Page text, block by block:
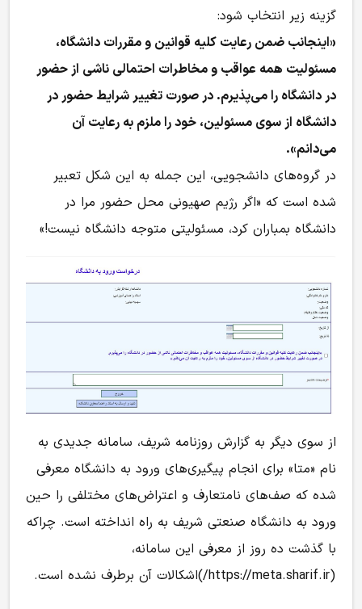
گزینه زیر انتخاب شود:
«اینجانب ضمن رعایت کلیه قوانین و مقررات دانشگاه،
مسئولیت همه عواقب و مخاطرات احتمالی ناشی از حضور
در دانشگاه را می‌پذیرم. در صورت تغییر شرایط حضور در
دانشگاه از سوی مسئولین، خود را ملزم به رعایت آن
می‌دانم».
در گروه‌های دانشجویی، این جمله به این شکل تعبیر
شده است که «اگر رژیم صهیونی محل حضور مرا در
دانشگاه بمباران کرد، مسئولیتی متوجه دانشگاه نیست!»
از سوی دیگر به گزارش روزنامه شریف، سامانه جدیدی به
نام «متا» برای انجام پیگیری‌های ورود به دانشگاه معرفی
شده که صف‌های نامتعارف و اعتراض‌های مختلفی را حین
ورود به دانشگاه صنعتی شریف به راه انداخته است. چراکه
با گذشت ده روز از معرفی این سامانه،
(https://meta.sharif.ir/)اشکالات آن برطرف نشده است.